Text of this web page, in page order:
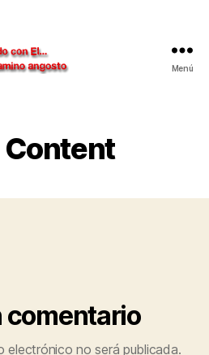
Menú
Content
comentario
electrónico no será publicada.